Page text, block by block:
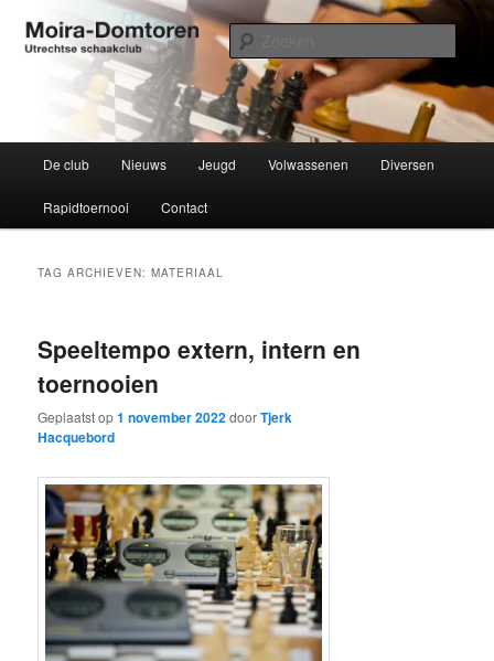
naar
naar
Moira-Domtoren
Utrechtse schaakclub opgericht 1934
De club Nieuws Jeugd Volwassenen Diversen
Rapidtoernooi Contact
TAG ARCHIEVEN:MATERIAAL
Speeltempo extern, intern en
toernooien
Geplaatst op1 november 2022doorTjerk
Hacquebord